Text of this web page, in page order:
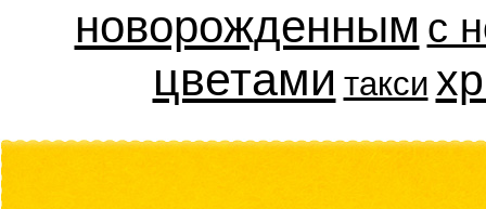
новорожденным с
цветами такси